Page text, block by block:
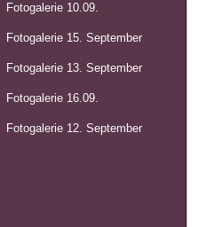
Fotogalerie 10.09.
Fotogalerie 15. September
Fotogalerie 13. September
Fotogalerie 16.09.
Fotogalerie 12. September